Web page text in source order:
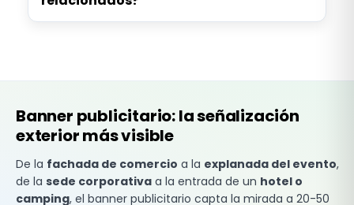
Banner publicitario: la señalización
exterior más visible
De la fachada de comercio a la explanada del evento,
de la sede corporativa a la entrada de un hotel o
camping, el banner publicitario capta la mirada a 20-50